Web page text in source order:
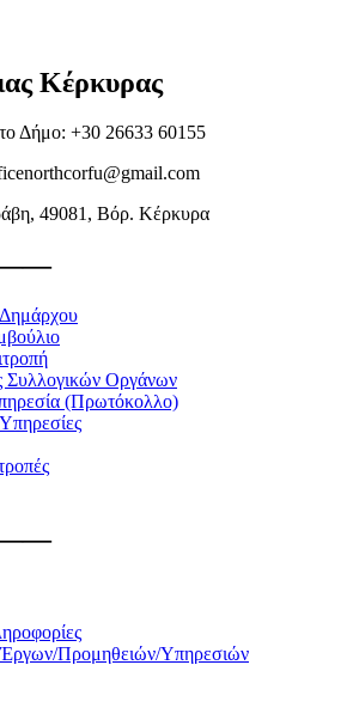
Κέρκυρας
Δήμο: +30 26633 60155
49081, Βόρ. Κέρκυρα
Συλλογικών Οργάνων
(Πρωτόκολλο)
Έργων/Προμηθειών/Υπηρεσιών